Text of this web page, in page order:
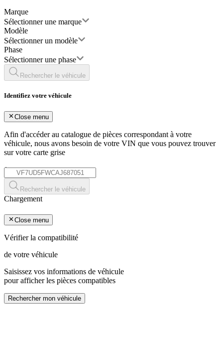
Marque
Sélectionner une marque
Modèle
Sélectionner un modèle
Phase
Sélectionner une phase
Rechercher le véhicule
Identifiez votre véhicule
Close menu
Afin d'accéder au catalogue de pièces correspondant à votre
véhicule, nous avons besoin de votre VIN que vous pouvez trouver
sur votre carte grise
*
Rechercher le véhicule
Chargement
Close menu
Vérifier la compatibilité
de votre véhicule
Saisissez vos informations de véhicule
pour afficher les pièces compatibles
Rechercher mon véhicule